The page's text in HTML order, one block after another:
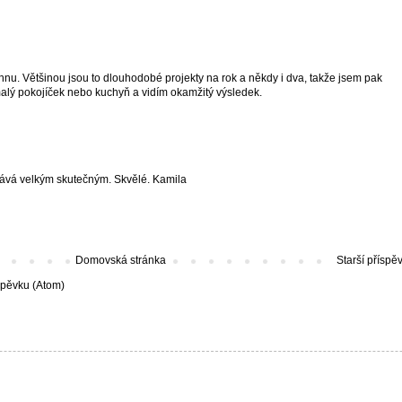
Většinou jsou to dlouhodobé projekty na rok a někdy i dva, takže jsem pak
pokojíček nebo kuchyň a vidím okamžitý výsledek.
velkým skutečným. Skvělé. Kamila
Starší
Domovská stránka
(Atom)